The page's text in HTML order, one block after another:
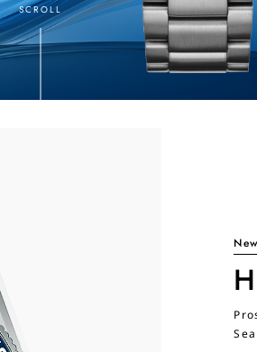
SCROLL
New
Sea